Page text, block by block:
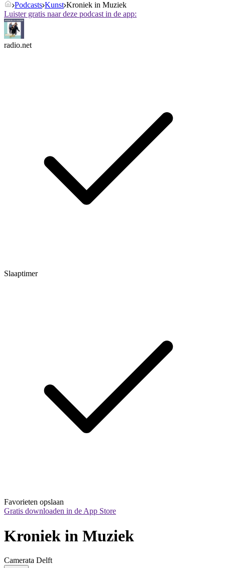
Podcasts Kunst Kroniek in Muziek
Luister gratis naar deze podcast in de app:
radio.net
Slaaptimer
Favorieten opslaan
Gratis downloaden in de App Store
Kroniek in Muziek
Camerata Delft